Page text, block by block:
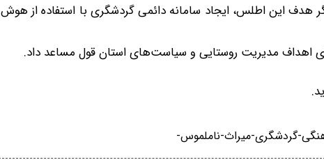
هدف این اطلس، ایجاد سامانه دائمی گردشگری با استفاده از هوش
اهداف مدیریت روستایی و سیاست‌های استان قول مساعد داد.
گردشگری-میراث-ناملموس-